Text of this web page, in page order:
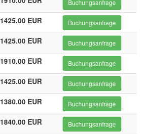
Buchungsanfrage
1425.00 EUR Buchungsanfrage
1425.00 EUR Buchungsanfrage
1910.00 EUR Buchungsanfrage
1425.00 EUR Buchungsanfrage
1380.00 EUR Buchungsanfrage
1840.00 EUR Buchungsanfrage